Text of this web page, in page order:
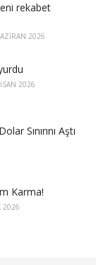
rekabet
2026
2026
Sınırını Aştı
Karma!
2026